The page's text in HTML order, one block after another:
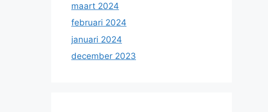
maart 2024
februari 2024
januari 2024
december 2023